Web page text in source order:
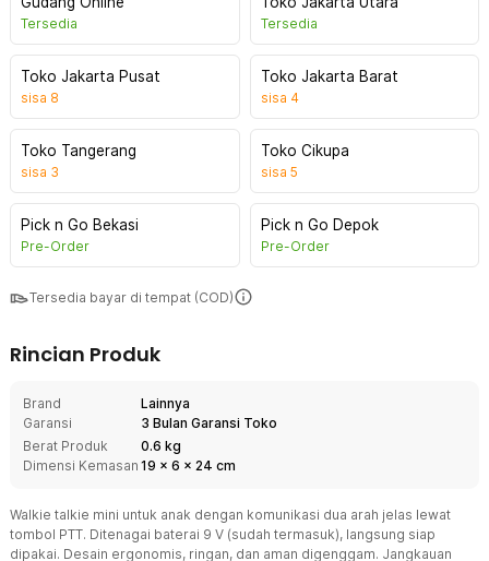
Tersedia Tersedia
Toko Jakarta Pusat
sisa 8
Toko Jakarta Barat
sisa 4
Toko Tangerang
sisa 3
Toko Cikupa
sisa 5
Pick n Go Bekasi
Pre-Order
Pick n Go Depok
Pre-Order
Tersedia bayar di tempat (COD)
Rincian Produk
Brand
Lainnya
Garansi
3 Bulan Garansi Toko
Berat Produk
0.6 kg
Dimensi Kemasan 19 x 6 x 24 cm
Walkie talkie mini untuk anak dengan komunikasi dua arah jelas lewat
tombol PTT. Ditenagai baterai 9 V (sudah termasuk), langsung siap
dipakai. Desain ergonomis, ringan, dan aman digenggam. Jangkauan